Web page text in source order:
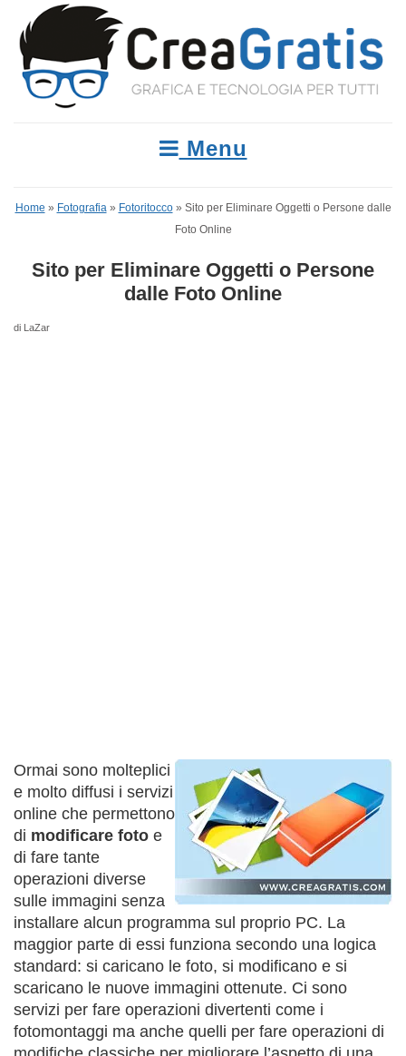
Menu
Home » Fotografia» Fotoritocco» Sito per Eliminare Oggetti o Persone dalle
Foto Online
Sito per Eliminare Oggetti o Persone
dalle Foto Online
di LaZar
Ormai sono molteplici
e molto diffusi i servizi
online che permettono
di modificare foto e
di fare tante
operazioni diverse
sulle immagini senza
installare alcun programma sul proprio PC. La
maggior parte di essi funziona secondo una logica
standard: si caricano le foto, si modificano e si
scaricano le nuove immagini ottenute. Ci sono
servizi per fare operazioni divertenti come i
fotomontaggi ma anche quelli per fare operazioni di